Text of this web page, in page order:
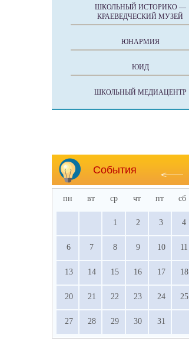
ШКОЛЬНЫЙ ИСТОРИКО —
КРАЕВЕДЧЕСКИЙ МУЗЕЙ
ЮНАРМИЯ
ЮИД
ШКОЛЬНЫЙ МЕДИАЦЕНТР
События
пн вт ср чт пт сб
1 2 3 4
6 7 8 9 10 11
13 14 15 16 17 18
20 21 22 23 24 25
27 28 29 30 31